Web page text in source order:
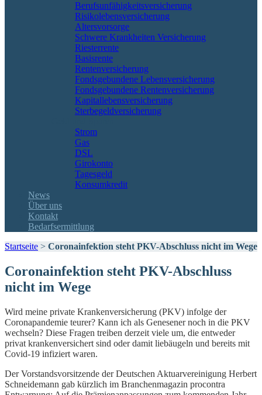
Berufs­unfähigkeitsversicherung
Risikolebensversicherung
Altersvorsorge
Schwere Krankheiten Versicherung
Riesterrente
Basisrente
Rentenversicherung
Fondsgebundene Lebensversicherung
Fondsgebundene Rentenversicherung
Kapitallebensversicherung
Sterbegeldversicherung
Strom
Gas
DSL
Girokonto
Tagesgeld
Konsumkredit
News
Über uns
Kontakt
Bedarfsermittlung
Startseite > Coronainfektion steht PKV-Abschluss nicht im Wege
Coronainfektion steht PKV-Abschluss
nicht im Wege
Wird meine private Krankenversicherung (PKV) infolge der
Coronapandemie teurer? Kann ich als Genesener noch in die PKV
wechseln? Diese Fragen treiben derzeit viele um, die entweder
privat krankenversichert sind oder damit liebäugeln und bereits mit
Covid-19 infiziert waren.
Der Vorstandsvorsitzende der Deutschen Aktuarvereinigung Herbert
Schneidemann gab kürzlich im Branchenmagazin procontra